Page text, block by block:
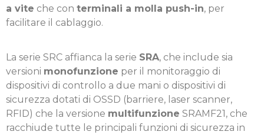
a vite che con terminali a molla push-in, per
facilitare il cablaggio.
La serie SRC affianca la serie SRA, che include sia
versioni monofunzione per il monitoraggio di
dispositivi di controllo a due mani o dispositivi di
sicurezza dotati di OSSD (barriere, laser scanner,
RFID) che la versione multifunzione SRAMF21, che
racchiude tutte le principali funzioni di sicurezza in